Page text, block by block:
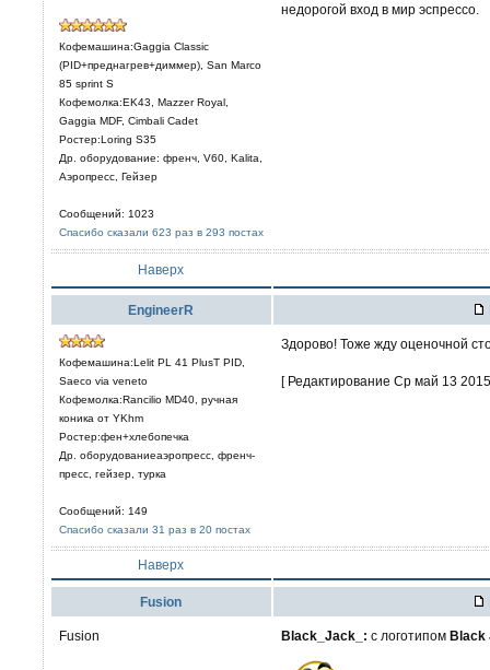
Кофемашина:Gaggia Classic
(PID+преднагрев+диммер), San Marco
85 sprint S
Кофемолка:EK43, Mazzer Royal,
Gaggia MDF, Cimbali Cadet
Ростер:Loring S35
Др. оборудование: френч, V60, Kalita,
Аэропресс, Гейзер
Сообщений: 1023
Спасибо сказали 623 раз в 293 постах
недорогой вход в мир эспрессо.
Наверх
EngineerR
Кофемашина:Lelit PL 41 PlusT PID,
Saeco via veneto
Кофемолка:Rancilio MD40, ручная
коника от YKhm
Ростер:фен+хлебопечка
Др. оборудованиеаэропресс, френч-
пресс, гейзер, турка
Сообщений: 149
Спасибо сказали 31 раз в 20 постах
Здорово! Тоже жду оценочной
[ Редактирование Ср май 13
Наверх
Fusion
Fusion Black_Jack_: с логотипом Black